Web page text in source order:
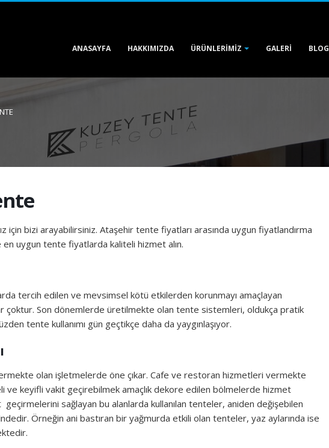
ANASAYFA HAKKIMIZDA ÜRÜNLERIMIZ GALERI BLOG
için bizi arayabilirsiniz. Ataşehir tente fiyatları arasında uygun fiyatlandırma
uygun tente fiyatlarda kaliteli hizmet alın.
tercih edilen ve mevsimsel kötü etkilerden korunmayı amaçlayan
çoktur. Son dönemlerde üretilmekte olan tente sistemleri, oldukça pratik
tente kullanımı gün geçtikçe daha da yaygınlaşıyor.
olan işletmelerde öne çıkar. Cafe ve restoran hizmetleri vermekte
ve keyifli vakit geçirebilmek amaçlık dekore edilen bölmelerde hizmet
sağlayan bu alanlarda kullanılan tenteler, aniden değişebilen
Örneğin ani bastıran bir yağmurda etkili olan tenteler, yaz aylarında ise